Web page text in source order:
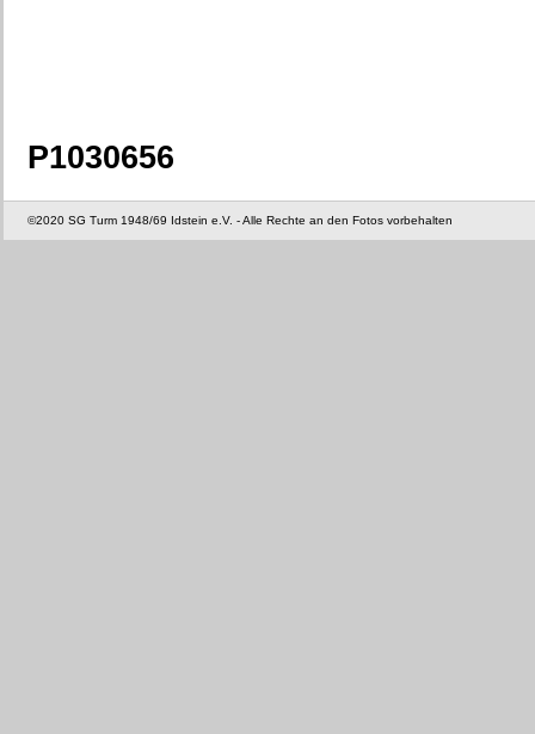
P1030656
©2020 SG Turm 1948/69 Idstein e.V. - Alle Rechte an den Fotos vorbehalten